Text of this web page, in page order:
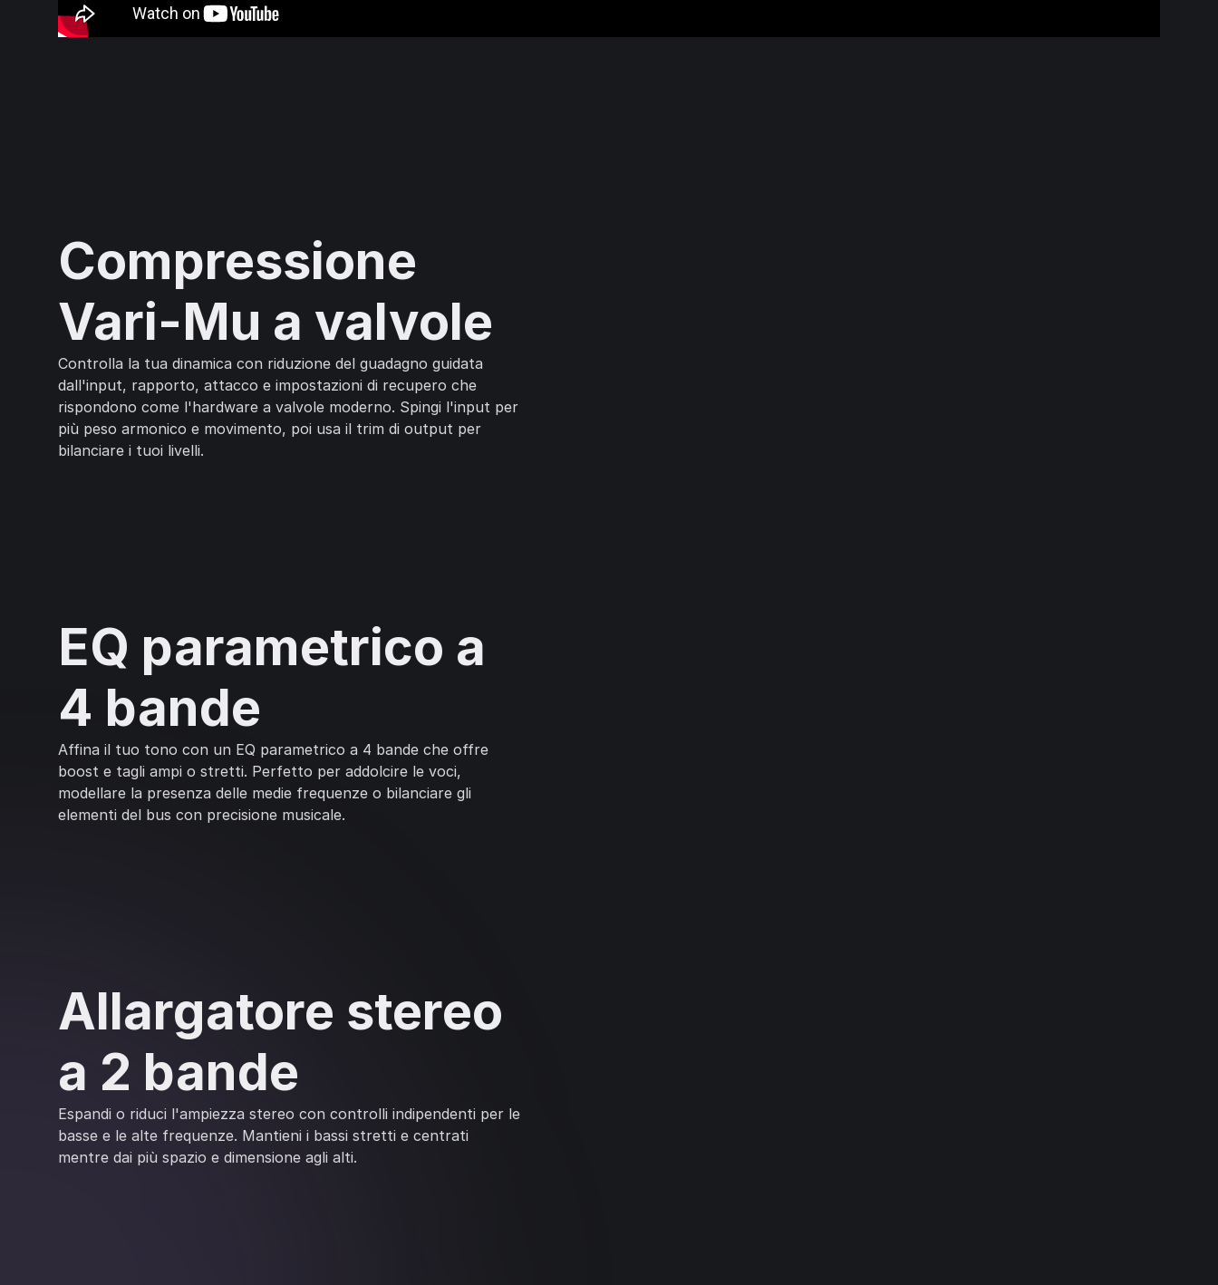
Compressione
Vari-Mu a valvole
Controlla la tua dinamica con riduzione del guadagno guidata
dall'input, rapporto, attacco e impostazioni di recupero che
rispondono come l'hardware a valvole moderno. Spingi l'input per
più peso armonico e movimento, poi usa il trim di output per
bilanciare i tuoi livelli.
EQ parametrico a
4 bande
Affina il tuo tono con un EQ parametrico a 4 bande che offre
boost e tagli ampi o stretti. Perfetto per addolcire le voci,
modellare la presenza delle medie frequenze o bilanciare gli
elementi del bus con precisione musicale.
Allargatore stereo
a 2 bande
Espandi o riduci l'ampiezza stereo con controlli indipendenti per le
basse e le alte frequenze. Mantieni i bassi stretti e centrati
mentre dai più spazio e dimensione agli alti.